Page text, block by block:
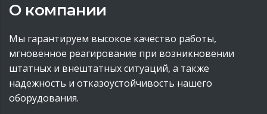
О компании
Мы гарантируем высокое качество работы,
мгновенное реагирование при возникновении
штатных и внештатных ситуаций, а также
надежность и отказоустойчивость нашего
оборудования.